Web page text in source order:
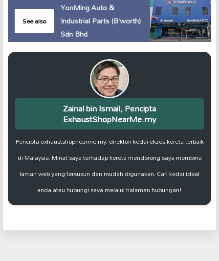
See also
YonMing Auto &
Industrial Parts (B’worth)
Sdn Bhd
Zainal bin Ismail, Pencipta
ExhaustShopNearMe.my
Pencipta exhaustshopnearme.my, direktori kedai ekzos kereta terbaik
di Malaysia. Minat saya terhadap kereta mendorong saya membina
laman web yang tersusun dan mudah digunakan. Cari kedai ideal
anda atau hubungi saya melalui halaman hubungan!